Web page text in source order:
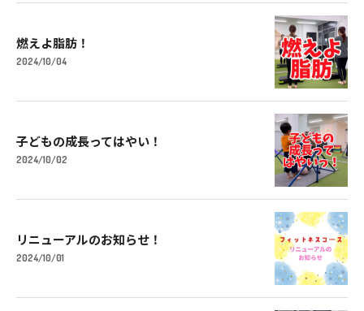
燃えよ脂肪！
2024/10/04
子どもの成長ってはやい！
2024/10/02
リニューアルのお知らせ！
2024/10/01